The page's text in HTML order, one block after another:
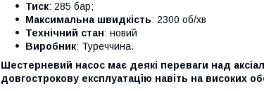
Тиск: 285 бар;
Максимальна швидкість: 2300 об/хв
Технічний стан: новий
Виробник: Туреччина.
Шестерневий насос має деякі переваги над
довгострокову експлуатацію навіть на високих